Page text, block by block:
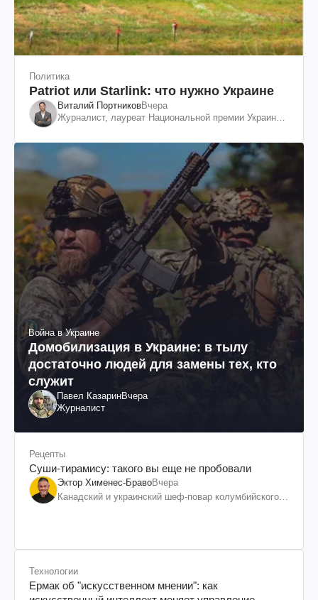
Политика
Patriot или Starlink: что нужно Украине
Виталий ПортниковВчера
Журналист, лауреат Национальной премии Украины
Война в Украине
Домобилизация в Украине: в тылу
достаточно людей для замены тех, кто
служит
Павел КазаринВчера
Журналист
Рецепты
Суши-тирамису: такого вы еще не пробовали
Эктор Хименес-БравоВчера
Канадский и украинский шеф-повар колумбийского
Технологии
Ермак об "искусственном мнении": как